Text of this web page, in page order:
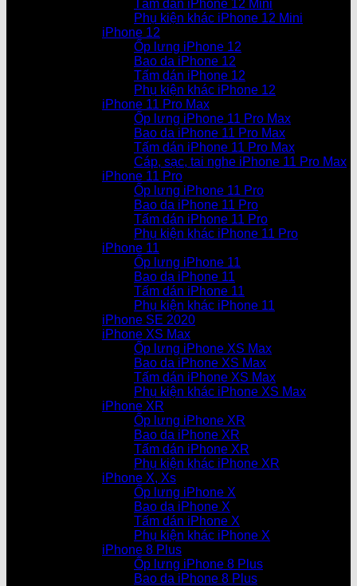
Tấm dán iPhone 12 Mini
Phụ kiện khác iPhone 12 Mini
iPhone 12
Ốp lưng iPhone 12
Bao da iPhone 12
Tấm dán iPhone 12
Phụ kiện khác iPhone 12
iPhone 11 Pro Max
Ốp lưng iPhone 11 Pro Max
Bao da iPhone 11 Pro Max
Tấm dán iPhone 11 Pro Max
Cáp, sạc, tai nghe iPhone 11 Pro Max
iPhone 11 Pro
Ốp lưng iPhone 11 Pro
Bao da iPhone 11 Pro
Tấm dán iPhone 11 Pro
Phụ kiện khác iPhone 11 Pro
iPhone 11
Ốp lưng iPhone 11
Bao da iPhone 11
Tấm dán iPhone 11
Phụ kiện khác iPhone 11
iPhone SE 2020
iPhone XS Max
Ốp lưng iPhone XS Max
Bao da iPhone XS Max
Tấm dán iPhone XS Max
Phụ kiện khác iPhone XS Max
iPhone XR
Ốp lưng iPhone XR
Bao da iPhone XR
Tấm dán iPhone XR
Phụ kiện khác iPhone XR
iPhone X, Xs
Ốp lưng iPhone X
Bao da iPhone X
Tấm dán iPhone X
Phụ kiện khác iPhone X
iPhone 8 Plus
Ốp lưng iPhone 8 Plus
Bao da iPhone 8 Plus